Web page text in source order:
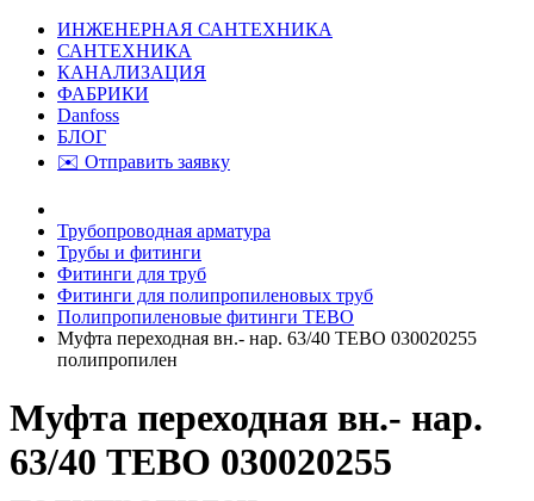
ИНЖЕНЕРНАЯ САНТЕХНИКА
САНТЕХНИКА
КАНАЛИЗАЦИЯ
ФАБРИКИ
Danfoss
БЛОГ
✉️ Отправить заявку
Трубопроводная арматура
Трубы и фитинги
Фитинги для труб
Фитинги для полипропиленовых труб
Полипропиленовые фитинги TEBO
Муфта переходная вн.- нар. 63/40 TEBO 030020255
полипропилен
Муфта переходная вн.- нар.
63/40 TEBO 030020255